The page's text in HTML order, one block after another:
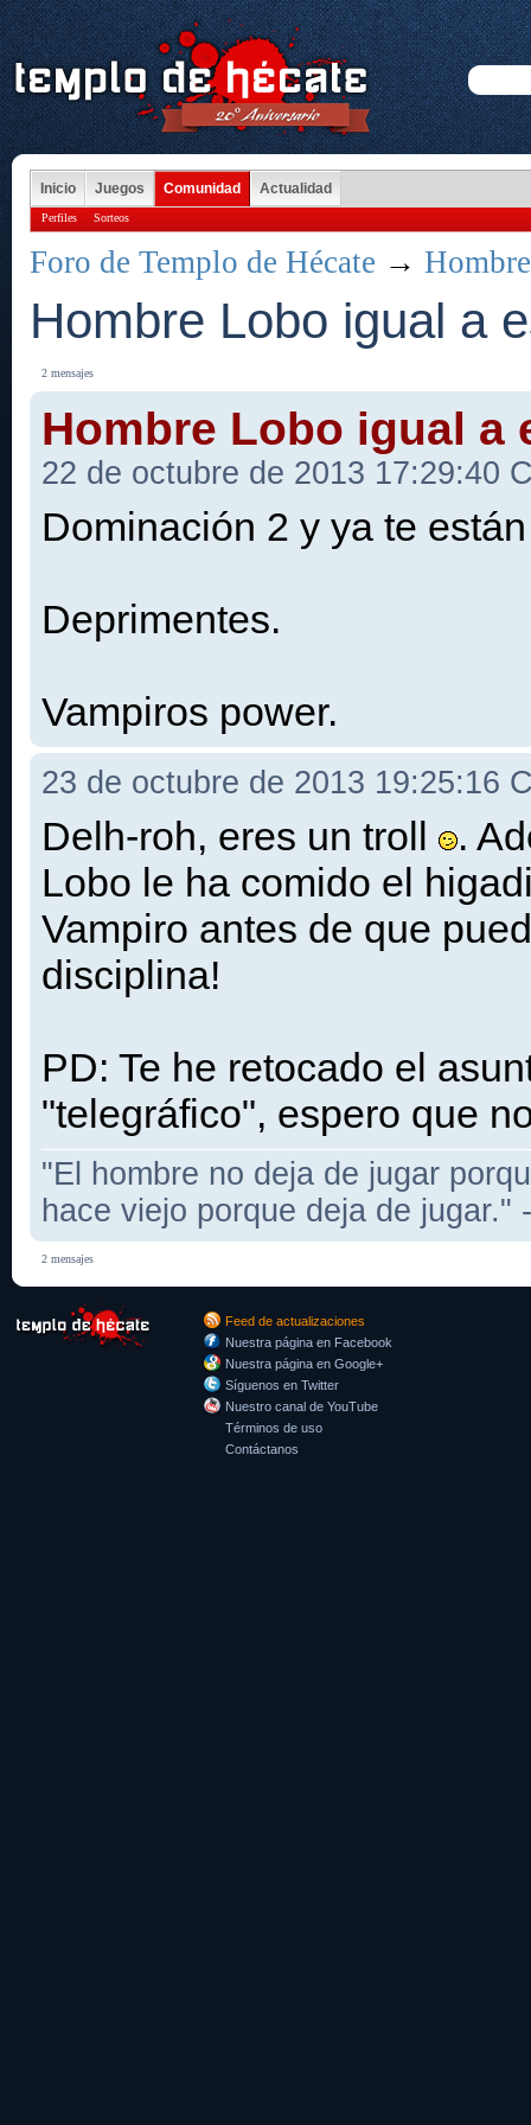
Inicio Juegos Comunidad Actualidad
Perfiles Sorteos
Foro de Templo de Hécate →
Hombre Lobo igual a
2 mensajes
Hombre Lobo igual a
22 de octubre de 2013 17:29:40
Dominación 2 y ya te
Deprimentes.
Vampiros power.
23 de octubre de 2013 19:25:16
Delh-roh, eres un troll
.
Lobo le ha comido el
Vampiro antes de que
disciplina!
PD: Te he retocado el
"telegráfico", espero que
"El hombre no deja de jugar
hace viejo porque deja de jugar."
2 mensajes
Feed de actualizaciones
Nuestra página en Facebook
Nuestra página en Google+
Síguenos en Twitter
Nuestro canal de YouTube
Términos de uso
Contáctanos